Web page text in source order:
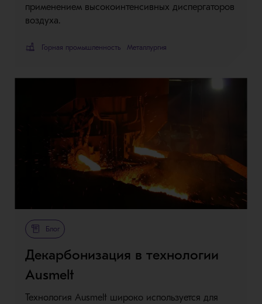
применением высокоинтенсивных диспергаторов
воздуха.
Горная промышленность Металлургия
Блог
Декарбонизация в технологии
Ausmelt
Технология Ausmelt широко используется для